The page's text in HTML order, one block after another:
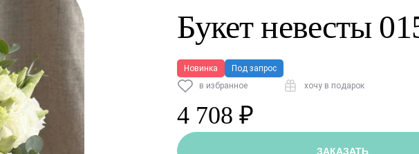
Букет невесты
Новинка
Под запрос
в избранное
хочу в подарок
4 708 ₽
ЗАКАЗАТЬ